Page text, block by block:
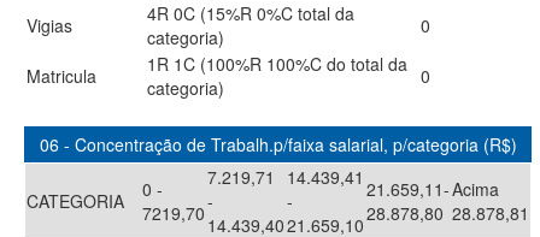
Vigias
4R 0C (15%R 0%C total da
categoria)
0
Matricula
1R 1C (100%R 100%C do total da
categoria)
0
06 - Concentração de Trabalh.p/faixa salarial, p/categoria (R$)
CATEGORIA
0 -
7219,70
7.219,71
-
14.439,40
14.439,41
-
21.659,10
21.659,11-
28.878,80
Acima
28.878,81